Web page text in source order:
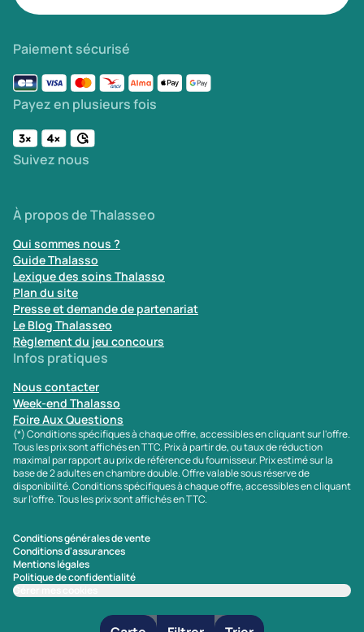
Paiement sécurisé
Payez en plusieurs fois
Suivez nous
À propos de Thalasseo
Qui sommes nous ?
Guide Thalasso
Lexique des soins Thalasso
Plan du site
Presse et demande de partenariat
Le Blog Thalasseo
Règlement du jeu concours
Infos pratiques
Nous contacter
Week-end Thalasso
Foire Aux Questions
(*) Conditions spécifiques à chaque offre, accessibles en cliquant sur l'offre.
Tous les prix sont affichés en TTC. Prix à partir de, ou taux de réduction
maximal par rapport au prix de référence du fournisseur. Prix estimé sur la
base de 2 adultes en chambre double. Offre valable sous réserve de
disponibilité. Conditions spécifiques à chaque offre, accessibles en cliquant
sur l'offre. Tous les prix sont affichés en TTC.
Conditions générales de vente
Conditions d'assurances
Mentions légales
Politique de confidentialité
Gérer mes cookies